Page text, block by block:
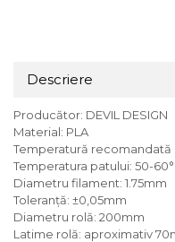
Descriere
Producător: DEVIL DESIGN
Material: PLA
Temperatură
Temperatura patului: 50-
Diametru filament: 1.75mm
Toleranță: ±0,05mm
Diametru rolă: 200mm
Latime rolă: aproximativ